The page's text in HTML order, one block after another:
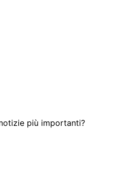
più importanti?